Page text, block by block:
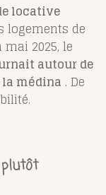
locative
logements de
2025, le
autour de
la médina . De